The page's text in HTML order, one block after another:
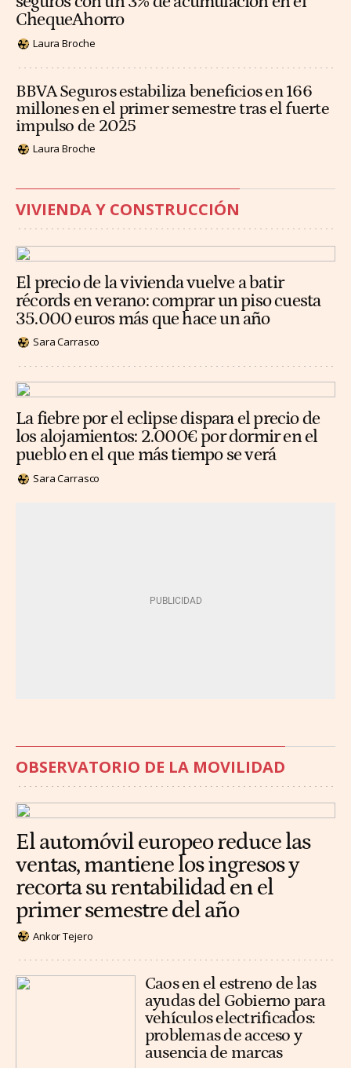
ChequeAhorro
Laura Broche
BBVA Seguros estabiliza beneficios en 166
millones en el primer semestre tras el fuerte
impulso de 2025
Laura Broche
VIVIENDA Y CONSTRUCCIÓN
El precio de la vivienda vuelve a batir
récords en verano: comprar un piso cuesta
35.000 euros más que hace un año
Sara Carrasco
La fiebre por el eclipse dispara el precio de
los alojamientos: 2.000€ por dormir en el
pueblo en el que más tiempo se verá
Sara Carrasco
OBSERVATORIO DE LA MOVILIDAD
El automóvil europeo reduce las
ventas, mantiene los ingresos y
recorta su rentabilidad en el
primer semestre del año
Ankor Tejero
Caos en el estreno de las
ayudas del Gobierno para
vehículos electrificados:
problemas de acceso y
ausencia de marcas